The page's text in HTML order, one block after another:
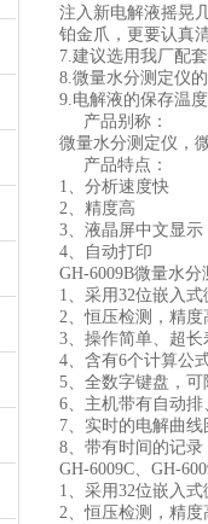
注入新电解液摇晃
铂金爪，更要认真
7.建议选用我厂配
8.微量水分测定仪
9.电解液的保存温
产品别称：
微量水分测定仪，
产品特点：
1、分析速度快
2、精度高
3、液晶屏中文显示
4、自动打印
GH-6009B微量水
1、采用32位嵌入
2、恒压检测，精
3、操作简单、超长
4、含有6个计算公
5、全数字键盘，
6、主机带有自动
7、实时的电解曲
8、带有时间的记
GH-6009C、GH-
1、采用32位嵌入
2、恒压检测，精